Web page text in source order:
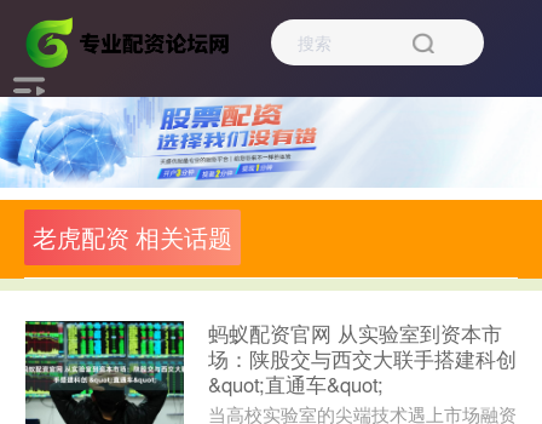
老虎配资 相关话题
蚂蚁配资官网 从实验室到资本市
场：陕股交与西交大联手搭建科创
&quot;直通车&quot;
当高校实验室的尖端技术遇上市场融资